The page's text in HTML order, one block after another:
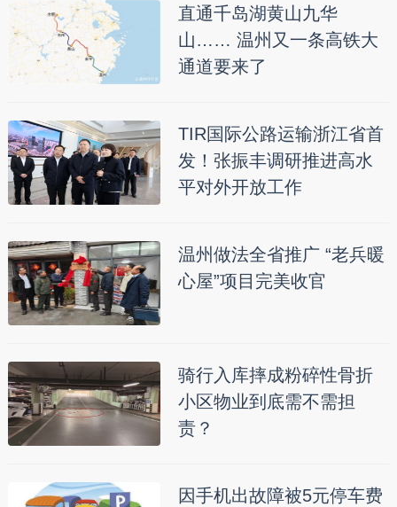
直通千岛湖黄山九华
山…… 温州又一条高铁大
通道要来了
TIR国际公路运输浙江省首
发！张振丰调研推进高水
平对外开放工作
温州做法全省推广 “老兵暖
心屋”项目完美收官
骑行入库摔成粉碎性骨折
小区物业到底需不需担
责？
因手机出故障被5元停车费